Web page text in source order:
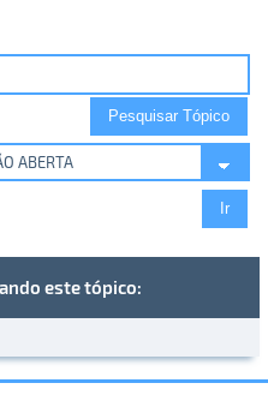
este tópico: